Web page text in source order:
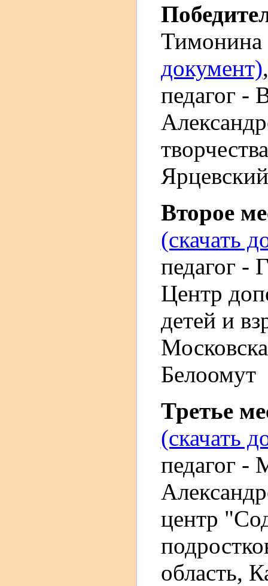
Тимонина
документ)
педагог -
Второе
(скачать
педагог -
Центр
детей и
Белоомут
Третье
(скачать
педагог -
центр
область,